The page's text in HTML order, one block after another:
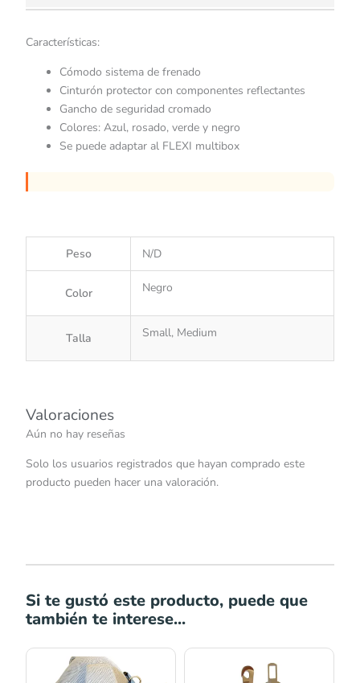
Características:
Cómodo sistema de frenado
Cinturón protector con componentes reflectantes
Gancho de seguridad cromado
Colores: Azul, rosado, verde y negro
Se puede adaptar al FLEXI multibox
Peso N/D
Color Negro
Talla Small, Medium
Valoraciones
Aún no hay reseñas
Solo los usuarios registrados que hayan comprado este
producto pueden hacer una valoración.
Si te gustó este producto, puede que
también te interese...
de